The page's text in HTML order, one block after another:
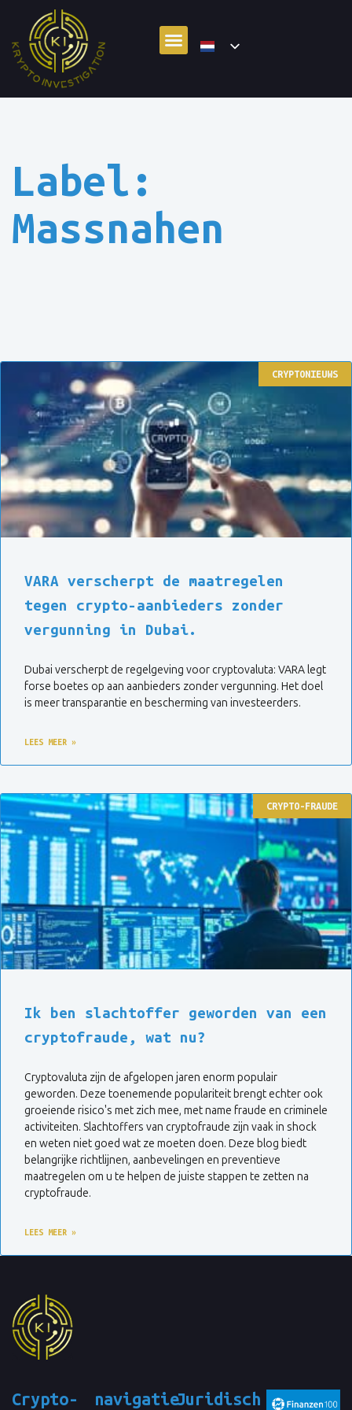
Label:
Massnahen
CRYPTONIEUWS
VARA verscherpt de maatregelen
tegen crypto-aanbieders zonder
vergunning in Dubai.
Dubai verscherpt de regelgeving voor cryptovaluta: VARA legt
forse boetes op aan aanbieders zonder vergunning. Het doel
is meer transparantie en bescherming van investeerders.
LEES MEER »
CRYPTO-FRAUDE
Ik ben slachtoffer geworden van een
cryptofraude, wat nu?
Cryptovaluta zijn de afgelopen jaren enorm populair
geworden. Deze toenemende populariteit brengt echter ook
groeiende risico's met zich mee, met name fraude en criminele
activiteiten. Slachtoffers van cryptofraude zijn vaak in shock
en weten niet goed wat ze moeten doen. Deze blog biedt
belangrijke richtlijnen, aanbevelingen en preventieve
maatregelen om u te helpen de juiste stappen te zetten na
cryptofraude.
LEES MEER »
Crypto-
navigatieJuridisch